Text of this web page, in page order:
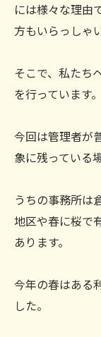
には様々な理由
方もいらっしゃ
そこで、私たち
を行っています。
今回は管理者が
象に残っている
うちの事務所は
地区や春に桜で
あります。
今年の春はある
した。